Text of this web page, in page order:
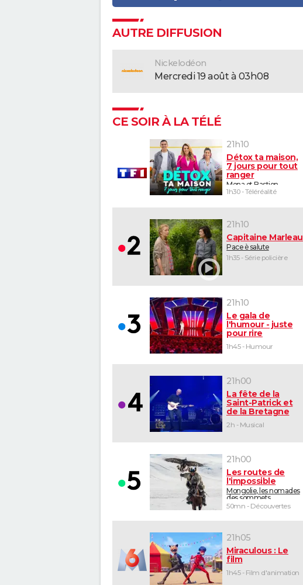
AUTRE DIFFUSION
Nickelodéon
mercredi 19 août à 03h08
CE SOIR À LA TÉLÉ
21h10
Détox ta maison,
7 jours pour tout
ranger
Mona et Bastien
1h30 - Téléréalité
21h10
Capitaine Marleau
Pace è salute
1h35 - Série policière
21h10
Le gala de
l'humour - juste
pour rire
1h45 - Humour
21h00
La fête de la
Saint-Patrick et
de la Bretagne
2h - Musical
21h00
Les routes de
l'impossible
Mongolie, les nomades
des sommets
50mn - Découvertes
21h05
Miraculous : Le
film
1h45 - Film d'animation